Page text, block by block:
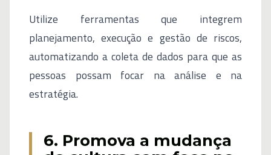
Utilize ferramentas que integrem
planejamento, execução e gestão de riscos,
automatizando a coleta de dados para que as
pessoas possam focar na análise e na
estratégia.
6. Promova a mudança